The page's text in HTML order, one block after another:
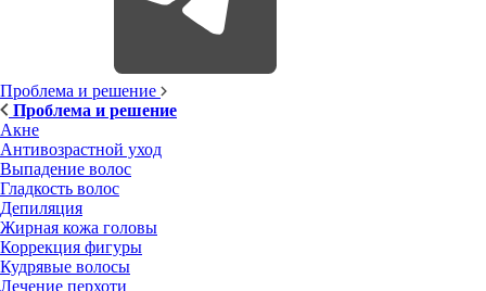
Проблема и решение
Проблема и решение
Акне
Антивозрастной уход
Выпадение волос
Гладкость волос
Депиляция
Жирная кожа головы
Коррекция фигуры
Кудрявые волосы
Лечение перхоти